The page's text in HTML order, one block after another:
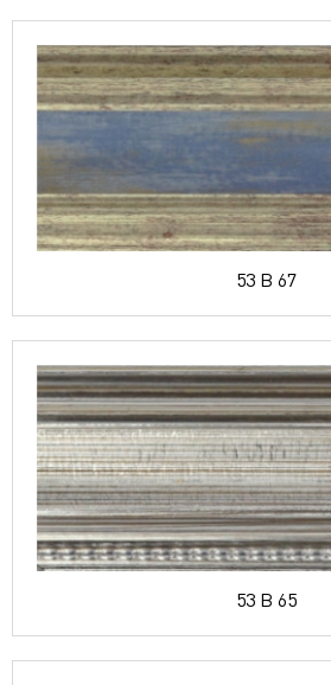
53 B 67
53 B 65